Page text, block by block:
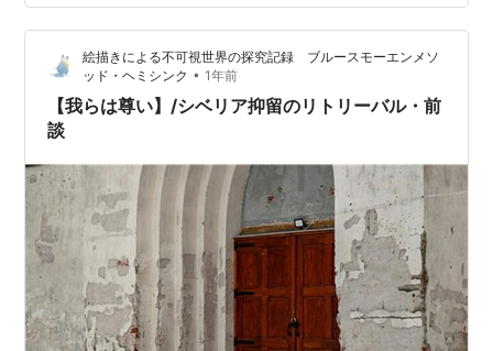
な優位説とかがあることを説明されて確か当時の先生は8
月革命説を支持していたと思う。 これは別に革命理論で
もなんでもなく、日本国憲法の成立の根拠をあとから説
明するためのもので、実態としては当時の大日本帝国憲
法から日本国憲法への移行は単…
絵描きによる不可視世界の探究記録 ブルースモーエンメソ
ッド・ヘミシンク • 1年前
【我らは尊い】/シベリア抑留のリトリーバル・前
談